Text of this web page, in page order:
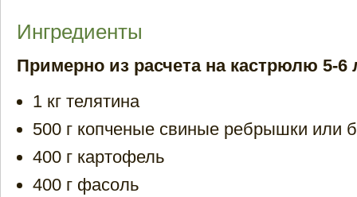
Ингредиенты
Примерно из расчета на кастрюлю 5-6
1 кг телятина
500 г копченые свиные ребрышки или
400 г картофель
400 г фасоль